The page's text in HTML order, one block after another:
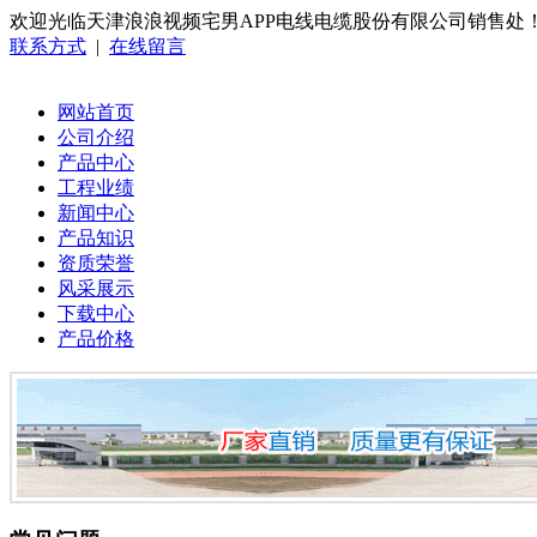
欢迎光临天津浪浪视频宅男APP电线电缆股份有限公司销售处
联系方式 | 在线留言
网站首页
公司介绍
产品中心
工程业绩
新闻中心
产品知识
资质荣誉
风采展示
下载中心
产品价格